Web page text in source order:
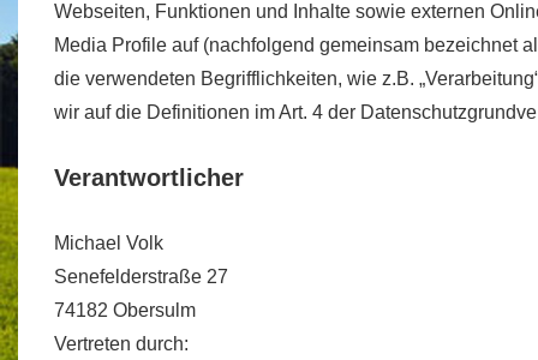
Webseiten, Funktionen und Inhalte sowie externen
Media Profile auf (nachfolgend gemeinsam bezeichnet
die verwendeten Begrifflichkeiten, wie z.B.
wir auf die Definitionen im Art. 4 der
Verantwortlicher
Michael Volk
Senefelderstraße 27
74182 Obersulm
Vertreten durch: